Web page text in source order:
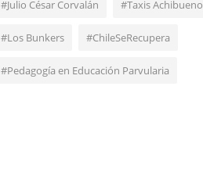
#Julio César Corvalán #Taxis Achibueno
#Los Bunkers #ChileSeRecupera
#Pedagogía en Educación Parvularia